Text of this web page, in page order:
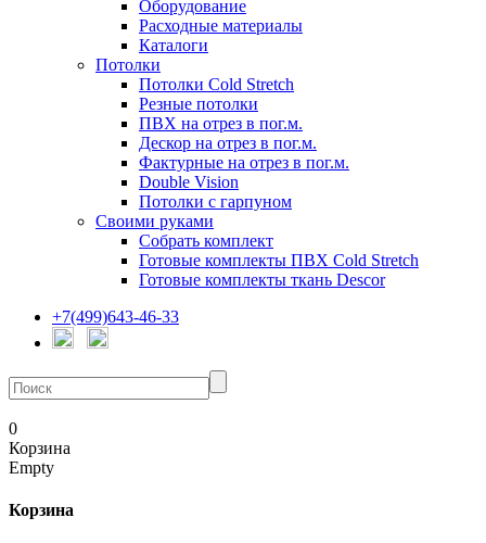
Оборудование
Расходные материалы
Каталоги
Потолки
Потолки Cold Stretch
Резные потолки
ПВХ на отрез в пог.м.
Дескор на отрез в пог.м.
Фактурные на отрез в пог.м.
Double Vision
Потолки с гарпуном
Своими руками
Собрать комплект
Готовые комплекты ПВХ Cold Stretch
Готовые комплекты ткань Descor
+7(499)643-46-33
0
Корзина
Empty
Корзина